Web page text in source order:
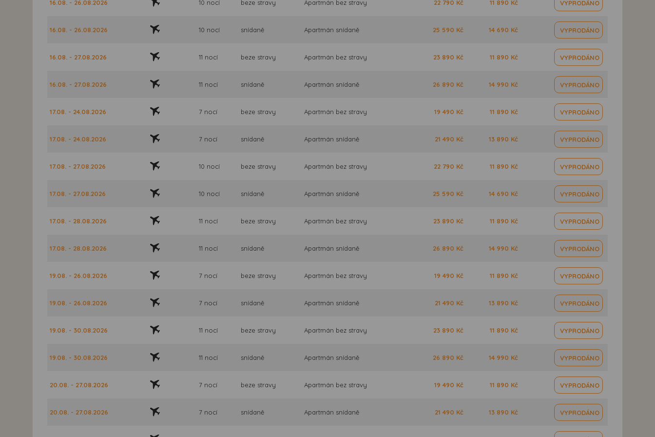
16.08. - 26.08.2026 10 nocí beze stravy Apartmán bez stravy 22 790 Kč 11 890 Kč VYPRODÁNO
16.08. - 26.08.2026 10 nocí snídaně Apartmán snídaně 25 590 Kč 14 690 Kč VYPRODÁNO
16.08. - 27.08.2026 11 nocí beze stravy Apartmán bez stravy 23 890 Kč 11 890 Kč VYPRODÁNO
16.08. - 27.08.2026 11 nocí snídaně Apartmán snídaně 26 890 Kč 14 990 Kč VYPRODÁNO
17.08. - 24.08.2026 7 nocí beze stravy Apartmán bez stravy 19 490 Kč 11 890 Kč VYPRODÁNO
17.08. - 24.08.2026 7 nocí snídaně Apartmán snídaně 21 490 Kč 13 890 Kč VYPRODÁNO
17.08. - 27.08.2026 10 nocí beze stravy Apartmán bez stravy 22 790 Kč 11 890 Kč VYPRODÁNO
17.08. - 27.08.2026 10 nocí snídaně Apartmán snídaně 25 590 Kč 14 690 Kč VYPRODÁNO
17.08. - 28.08.2026 11 nocí beze stravy Apartmán bez stravy 23 890 Kč 11 890 Kč VYPRODÁNO
17.08. - 28.08.2026 11 nocí snídaně Apartmán snídaně 26 890 Kč 14 990 Kč VYPRODÁNO
19.08. - 26.08.2026 7 nocí beze stravy Apartmán bez stravy 19 490 Kč 11 890 Kč VYPRODÁNO
19.08. - 26.08.2026 7 nocí snídaně Apartmán snídaně 21 490 Kč 13 890 Kč VYPRODÁNO
19.08. - 30.08.2026 11 nocí beze stravy Apartmán bez stravy 23 890 Kč 11 890 Kč VYPRODÁNO
19.08. - 30.08.2026 11 nocí snídaně Apartmán snídaně 26 890 Kč 14 990 Kč VYPRODÁNO
20.08. - 27.08.2026 7 nocí beze stravy Apartmán bez stravy 19 490 Kč 11 890 Kč VYPRODÁNO
20.08. - 27.08.2026 7 nocí snídaně Apartmán snídaně 21 490 Kč 13 890 Kč VYPRODÁNO